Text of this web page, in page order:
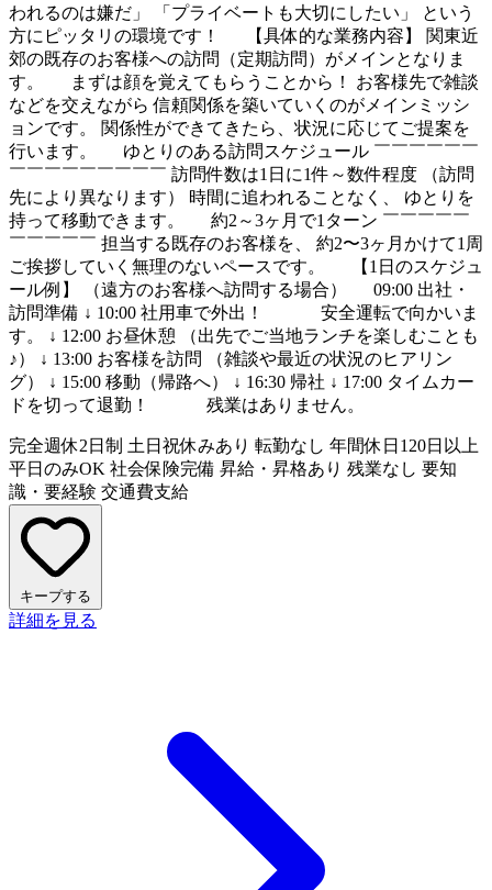
われるのは嫌だ」 「プライベートも大切にしたい」 という
方にピッタリの環境です！ 【具体的な業務内容】 関東近
郊の既存のお客様への訪問（定期訪問）がメインとなりま
す。 まずは顔を覚えてもらうことから！ お客様先で雑談
などを交えながら 信頼関係を築いていくのがメインミッシ
ョンです。 関係性ができてきたら、状況に応じてご提案を
行います。 ゆとりのある訪問スケジュール ￣￣￣￣￣￣
￣￣￣￣￣￣￣￣￣ 訪問件数は1日に1件～数件程度 （訪問
先により異なります） 時間に追われることなく、 ゆとりを
持って移動できます。 約2～3ヶ月で1ターン ￣￣￣￣￣
￣￣￣￣￣ 担当する既存のお客様を、 約2〜3ヶ月かけて1周
ご挨拶していく無理のないペースです。 【1日のスケジュ
ール例】 （遠方のお客様へ訪問する場合） 09:00 出社・
訪問準備 ↓ 10:00 社用車で外出！ 安全運転で向かいま
す。 ↓ 12:00 お昼休憩 （出先でご当地ランチを楽しむことも
♪） ↓ 13:00 お客様を訪問 （雑談や最近の状況のヒアリン
グ） ↓ 15:00 移動（帰路へ） ↓ 16:30 帰社 ↓ 17:00 タイムカー
ドを切って退勤！ 残業はありません。
完全週休2日制 土日祝休みあり 転勤なし 年間休日120日以上
平日のみOK 社会保険完備 昇給・昇格あり 残業なし 要知
識・要経験 交通費支給
キープする
詳細を見る